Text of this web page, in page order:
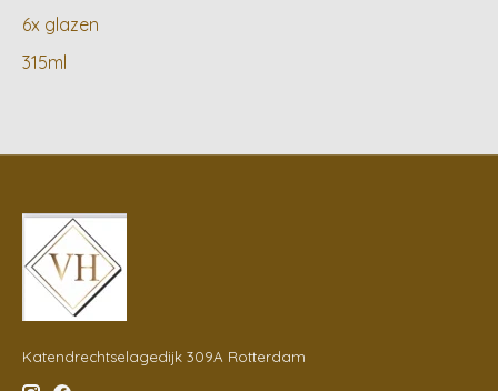
6x glazen
315ml
Katendrechtselagedijk 309A Rotterdam